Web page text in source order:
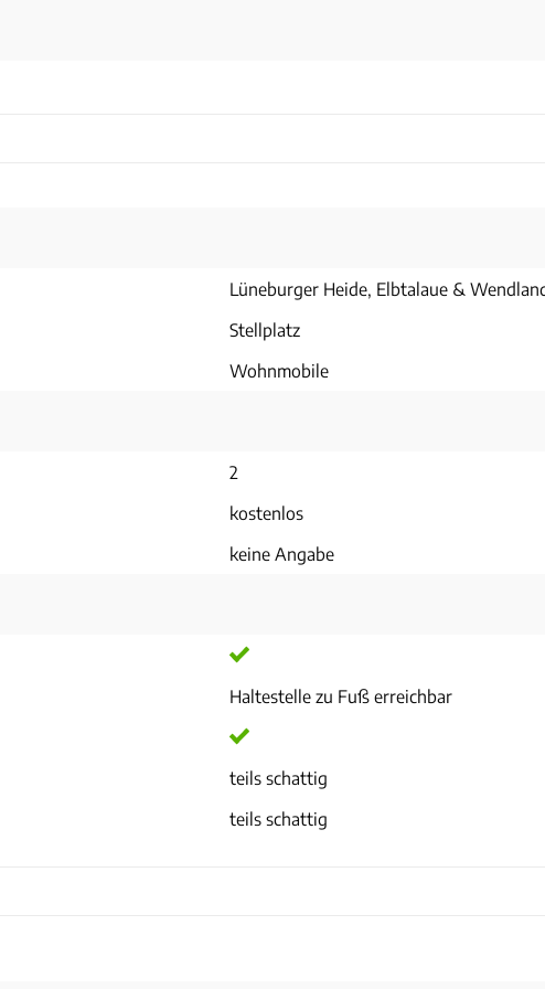
Lüneburger Heide, Elbtalaue &
Stellplatz
Wohnmobile
2
kostenlos
keine Angabe
Haltestelle zu Fuß erreichbar
teils schattig
teils schattig